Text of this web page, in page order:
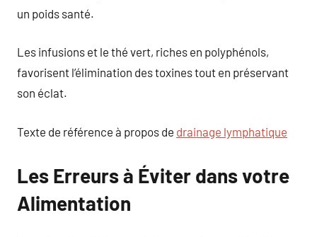
un poids santé.
Les infusions et le thé vert, riches en polyphénols,
favorisent l’élimination des toxines tout en préservant
son éclat.
Texte de référence à propos de drainage lymphatique
Les Erreurs à Éviter dans votre
Alimentation